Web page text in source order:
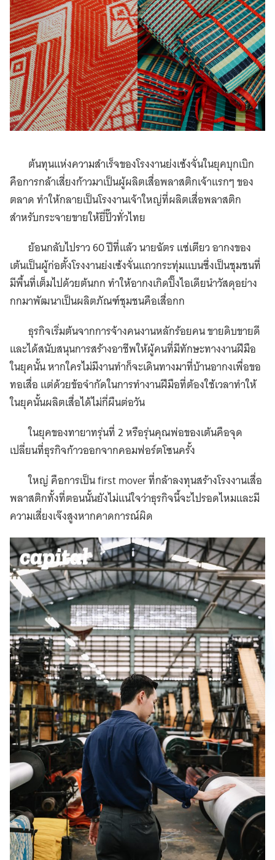
ต้นทุนแห่งความสำเร็จของโรงงานย่งเซ้งจั่นในยุคบุกเบิก
คือการกล้าเสี่ยงก้าวมาเป็นผู้ผลิตเสื่อพลาสติกเจ้าแรกๆ ของ
ตลาด ทำให้กลายเป็นโรงงานเจ้าใหญ่ที่ผลิตเสื่อพลาสติก
สำหรับกระจายขายให้ยี่ปั๊วทั่วไทย
ย้อนกลับไปราว 60 ปีที่แล้ว นายฉัตร แซ่เตียว อากงของ
เต้นเป็นผู้ก่อตั้งโรงงานย่งเซ้งจั่นแถวกระทุ่มแบนซึ่งเป็นชุมชนที่
มีพื้นที่เต็มไปด้วยต้นกก ทำให้อากงเกิดปิ๊งไอเดียนำวัสดุอย่าง
กกมาพัฒนาเป็นผลิตภัณฑ์ชุมชนคือเสื่อกก
ธุรกิจเริ่มต้นจากการจ้างคนงานหลักร้อยคน ขายดิบขายดี
และได้สนับสนุนการสร้างอาชีพให้ผู้คนที่มีทักษะทางงานฝีมือ
ในยุคนั้น หากใครไม่มีงานทำก็จะเดินทางมาที่บ้านอากงเพื่อขอ
ทอเสื่อ แต่ด้วยข้อจำกัดในการทำงานฝีมือที่ต้องใช้เวลาทำให้
ในยุคนั้นผลิตเสื่อได้ไม่กี่ผืนต่อวัน
ในยุคของทายาทรุ่นที่ 2 หรือรุ่นคุณพ่อของเต้นคือจุด
เปลี่ยนที่ธุรกิจก้าวออกจากคอมฟอร์ตโซนครั้ง
ใหญ่ คือการเป็น first mover ที่กล้าลงทุนสร้างโรงงานเสื่อ
พลาสติกทั้งที่ตอนนั้นยังไม่แน่ใจว่าธุรกิจนี้จะไปรอดไหมและมี
ความเสี่ยงเจ๊งสูงหากคาดการณ์ผิด